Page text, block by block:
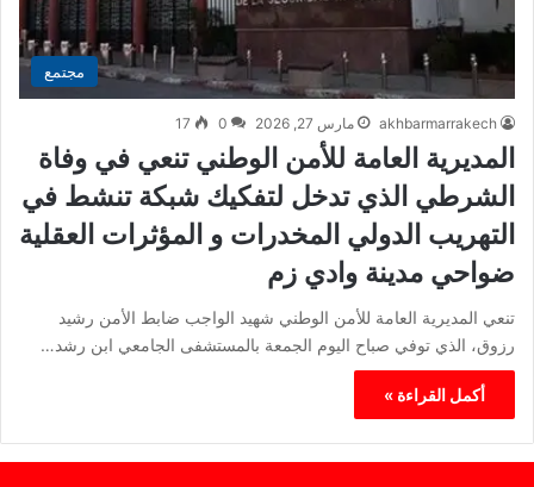
مجتمع
akhbarmarrakech مارس 27, 2026 0
17
المديرية العامة للأمن الوطني تنعي في وفاة
الشرطي الذي تدخل لتفكيك شبكة تنشط في
التهريب الدولي المخدرات و المؤثرات العقلية
ضواحي مدينة وادي زم
تنعي المديرية العامة للأمن الوطني شهيد الواجب ضابط الأمن رشيد
رزوق، الذي توفي صباح اليوم الجمعة بالمستشفى الجامعي ابن رشد…
أكمل القراءة »